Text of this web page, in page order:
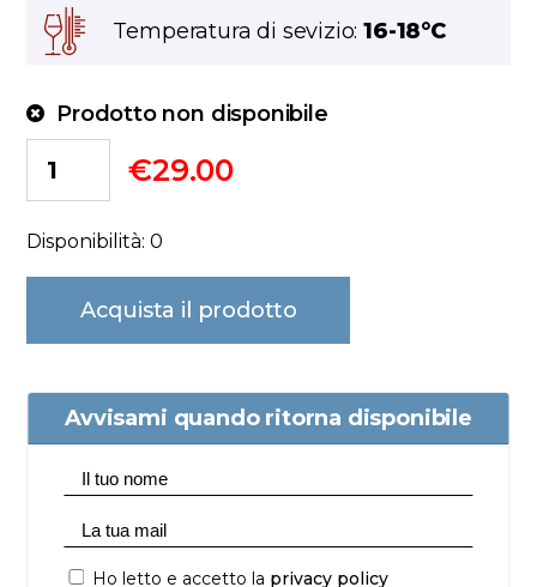
Temperatura di sevizio:16-18°C
Prodotto non disponibile
€29.00
Disponibilità: 0
Acquista il prodotto
Avvisami quando ritorna disponibile
Ho letto e accetto la privacy policy